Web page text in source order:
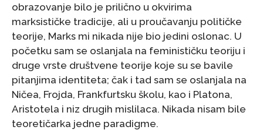
obrazovanje bilo je prilično u okvirima
marksističke tradicije, ali u proučavanju političke
teorije, Marks mi nikada nije bio jedini oslonac. U
početku sam se oslanjala na feminističku teoriju i
druge vrste društvene teorije koje su se bavile
pitanjima identiteta; čak i tad sam se oslanjala na
Ničea, Frojda, Frankfurtsku školu, kao i Platona,
Aristotela i niz drugih mislilaca. Nikada nisam bile
teoretičarka jedne paradigme.